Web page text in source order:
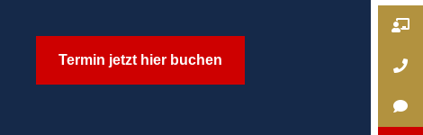
Termin jetzt hier buchen